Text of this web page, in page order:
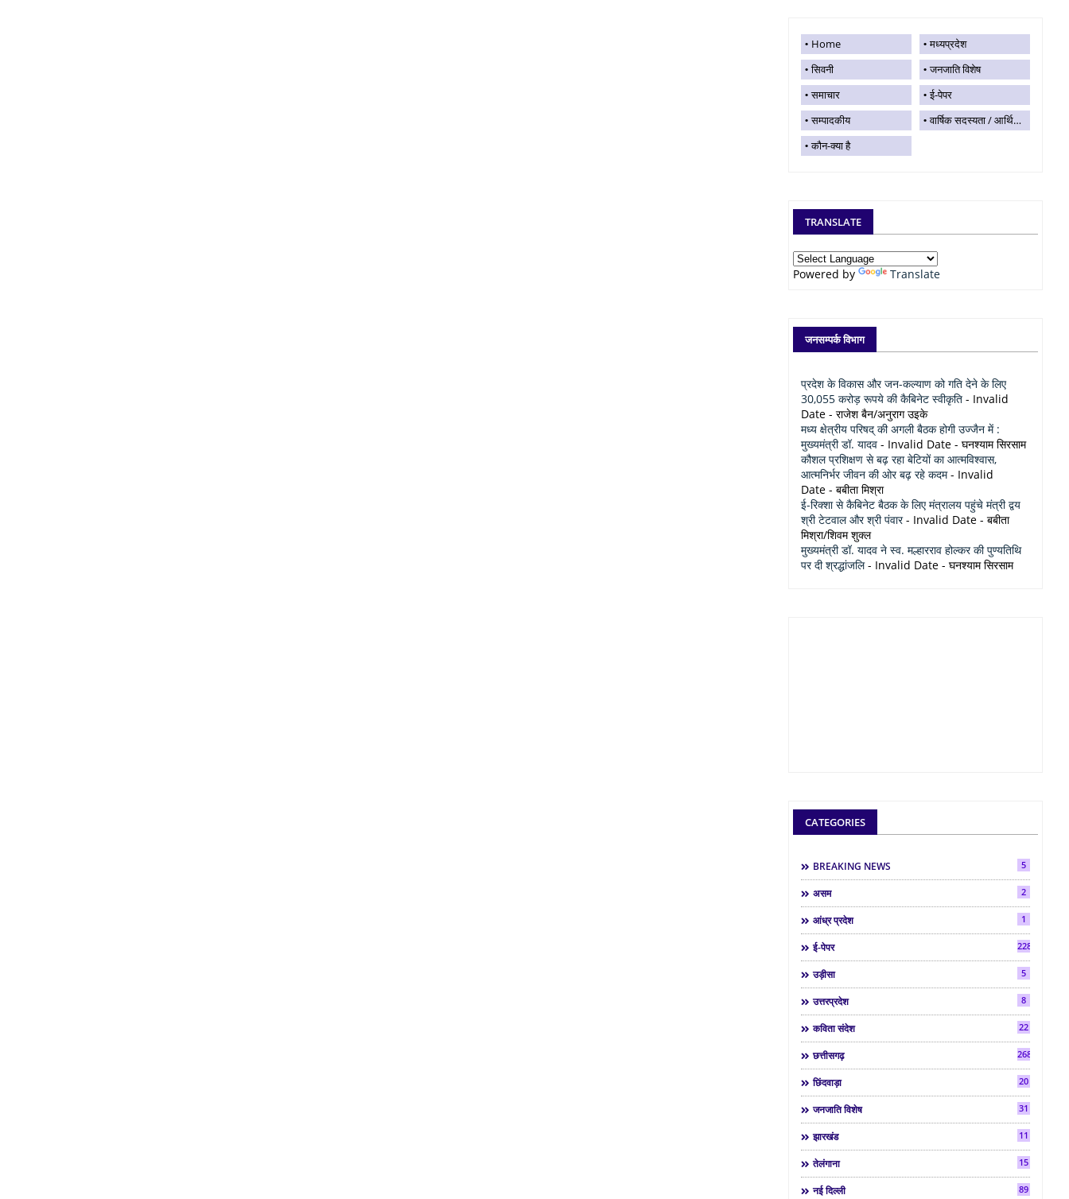
Home
मध्यप्रदेश
सिवनी
जनजाति विशेष
समाचार
ई-पेपर
सम्पादकीय
वार्षिक सदस्यता / आर्थिक सहयोग
कौन-क्या है
TRANSLATE
Powered by Translate
जनसम्पर्क विभाग
प्रदेश के विकास और जन-कल्याण को गति देने के लिए
30,055 करोड़ रूपये की कैबिनेट स्वीकृति - Invalid
Date - राजेश बैन/अनुराग उइके
मध्य क्षेत्रीय परिषद् की अगली बैठक होगी उज्जैन में :
मुख्यमंत्री डॉ. यादव - Invalid Date - घनश्याम सिरसाम
कौशल प्रशिक्षण से बढ़ रहा बेटियों का आत्मविश्वास,
आत्मनिर्भर जीवन की ओर बढ़ रहे कदम- Invalid
Date - बबीता मिश्रा
ई-रिक्शा से कैबिनेट बैठक के लिए मंत्रालय पहुंचे मंत्री द्वय
श्री टेटवाल और श्री पंवार- Invalid Date - बबीता
मिश्रा/शिवम शुक्ल
मुख्यमंत्री डॉ. यादव ने स्व. मल्हारराव होल्कर की पुण्यतिथि
पर दी श्रद्धांजलि- Invalid Date - घनश्याम सिरसाम
CATEGORIES
BREAKING NEWS 5
असम 2
आंध्र प्रदेश 1
ई-पेपर 2286
उड़ीसा 5
उत्तरप्रदेश 8
कविता संदेश 22
छत्तीसगढ़ 268
छिंदवाड़ा 20
जनजाति विशेष 31
झारखंड 11
तेलंगाना 15
नई दिल्ली 89